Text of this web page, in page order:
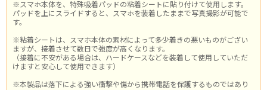
※スマホ本体を、特殊吸着パッドの粘着シートに貼り付けて使用します。
パッドを上にスライドすると、スマホを装着したままで写真撮影が可能で
す。
※粘着シートは、スマホ本体の素材によって多少着きの悪いものがござい
ますが、接着させて数日で強度が高くなります。
（接着に不安がある場合は、ハードケースなどを装着して使用していただ
けますと安心して使用できます）
※本製品は落下による強い衝撃や傷から携帯電話を保護するものではあり